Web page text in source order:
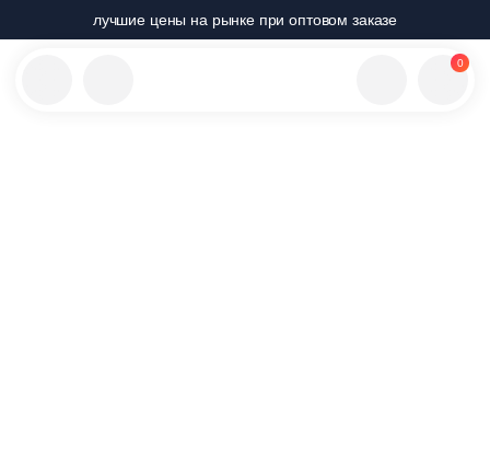
лучшие цены на рынке при оптовом заказе
0